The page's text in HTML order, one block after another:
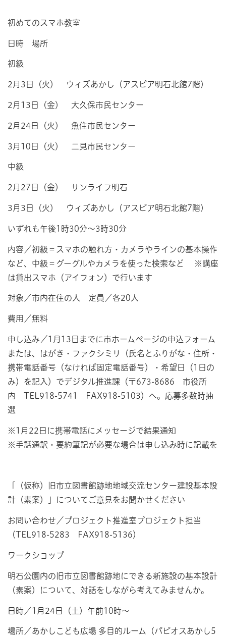
初めてのスマホ教室
日時 場所
初級
2月3日（火） ウィズあかし（アスピア明石北館7階）
2月13日（金） 大久保市民センター
2月24日（火） 魚住市民センター
3月10日（火） 二見市民センター
中級
2月27日（金） サンライフ明石
3月3日（火） ウィズあかし（アスピア明石北館7階）
いずれも午後1時30分～3時30分
内容／初級＝スマホの触れ方・カメラやラインの基本操作
など、中級＝グーグルやカメラを使った検索など ※講座
は貸出スマホ（アイフォン）で行います
対象／市内在住の人 定員／各20人
費用／無料
申し込み／1月13日までに市ホームページの申込フォーム
または、はがき・ファクシミリ（氏名とふりがな・住所・
携帯電話番号（なければ固定電話番号）・希望日（1日の
み）を記入）でデジタル推進課（〒673-8686 市役所
内 TEL918-5741 FAX918-5103）へ。応募多数時抽
選
※1月22日に携帯電話にメッセージで結果通知
※手話通訳・要約筆記が必要な場合は申し込み時に記載を
「（仮称）旧市立図書館跡地地域交流センター建設基本設
計（素案）」についてご意見をお聞かせください
お問い合わせ／プロジェクト推進室プロジェクト担当
（TEL918-5283 FAX918-5136）
ワークショップ
明石公園内の旧市立図書館跡地にできる新施設の基本設計
（素案）について、対話をしながら考えてみませんか。
日時／1月24日（土）午前10時～
場所／あかしこども広場 多目的ルーム（パピオスあかし5